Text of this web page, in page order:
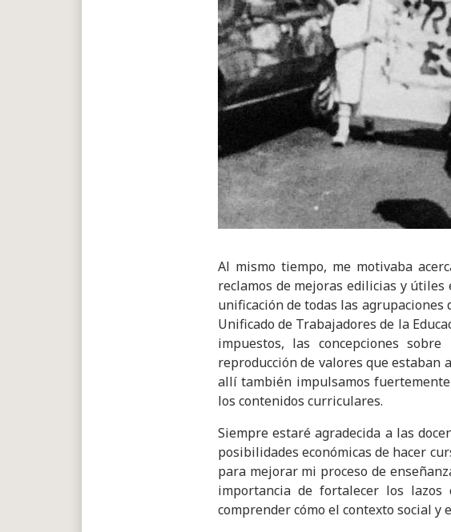
Al mismo tiempo, me motivaba
reclamos de mejoras edilicias y
unificación de todas las
Unificado de Trabajadores de la
impuestos, las concepciones
reproducción de valores que
allí también impulsamos
los contenidos curriculares.
Siempre estaré agradecida a las
posibilidades económicas de hacer
para mejorar mi proceso de
importancia de fortalecer los
comprender cómo el contexto social y